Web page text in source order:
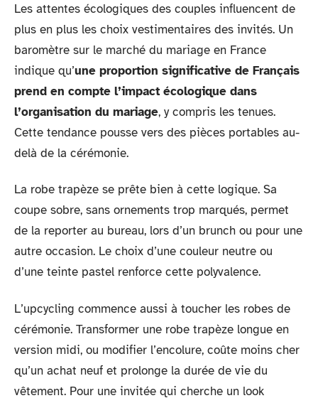
Les attentes écologiques des couples influencent de
plus en plus les choix vestimentaires des invités. Un
baromètre sur le marché du mariage en France
indique qu’une proportion significative de Français
prend en compte l’impact écologique dans
l’organisation du mariage, y compris les tenues.
Cette tendance pousse vers des pièces portables au-
delà de la cérémonie.
La robe trapèze se prête bien à cette logique. Sa
coupe sobre, sans ornements trop marqués, permet
de la reporter au bureau, lors d’un brunch ou pour une
autre occasion. Le choix d’une couleur neutre ou
d’une teinte pastel renforce cette polyvalence.
L’upcycling commence aussi à toucher les robes de
cérémonie. Transformer une robe trapèze longue en
version midi, ou modifier l’encolure, coûte moins cher
qu’un achat neuf et prolonge la durée de vie du
vêtement. Pour une invitée qui cherche un look